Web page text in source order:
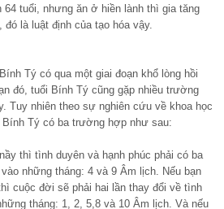
64 tuổi, nhưng ăn ở hiền lành thì gia tăng
là luật định của tạo hóa vậy.
Tý có qua một giai đoạn khổ lòng hồi
đó, tuổi Bính Tý cũng gặp nhiều trường
Tuy nhiên theo sự nghiên cứu về khoa học
Tý có ba trường hợp như sau:
thì tình duyên và hạnh phúc phải có ba
những tháng: 4 và 9 Âm lịch. Nếu bạn
cuộc đời sẽ phải hai lần thay đổi về tình
tháng: 1, 2, 5,8 và 10 Âm lịch. Và nếu